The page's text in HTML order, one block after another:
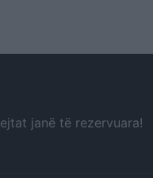
janë të rezervuara!